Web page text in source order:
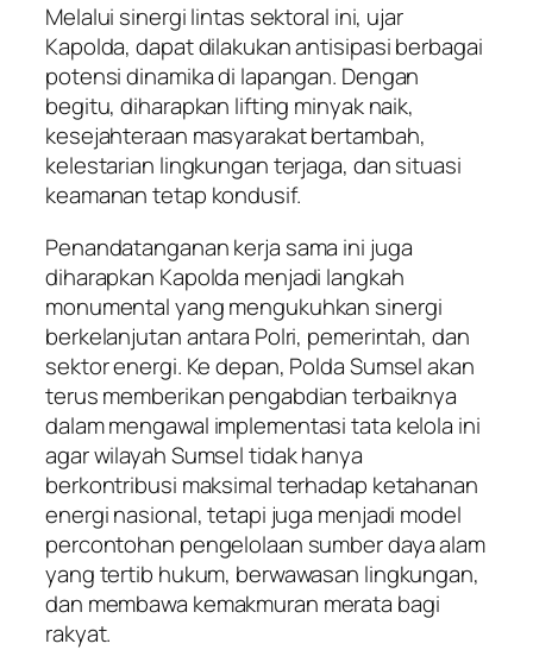
Melalui sinergi lintas sektoral ini, ujar
Kapolda, dapat dilakukan antisipasi berbagai
potensi dinamika di lapangan. Dengan
begitu, diharapkan lifting minyak naik,
kesejahteraan masyarakat bertambah,
kelestarian lingkungan terjaga, dan situasi
keamanan tetap kondusif.
Penandatanganan kerja sama ini juga
diharapkan Kapolda menjadi langkah
monumental yang mengukuhkan sinergi
berkelanjutan antara Polri, pemerintah, dan
sektor energi. Ke depan, Polda Sumsel akan
terus memberikan pengabdian terbaiknya
dalam mengawal implementasi tata kelola ini
agar wilayah Sumsel tidak hanya
berkontribusi maksimal terhadap ketahanan
energi nasional, tetapi juga menjadi model
percontohan pengelolaan sumber daya alam
yang tertib hukum, berwawasan lingkungan,
dan membawa kemakmuran merata bagi
rakyat.